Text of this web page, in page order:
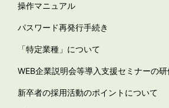
操作マニュアル
パスワード再発行手続き
「特定業種」について
WEB企業説明会等導入支援セミナーの研
新卒者の採用活動のポイントについて